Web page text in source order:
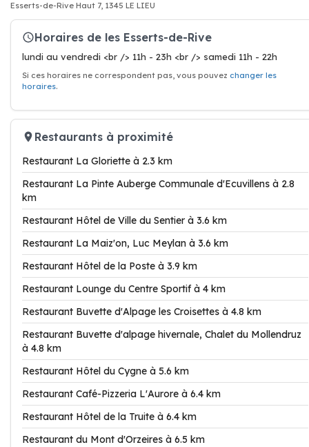
Esserts-de-Rive Haut 7, 1345 LE LIEU
Horaires de les Esserts-de-Rive
lundi au vendredi <br /> 11h - 23h <br /> samedi 11h - 22h
Si ces horaires ne correspondent pas, vous pouvez changer les
horaires.
Restaurants à proximité
Restaurant La Gloriette à 2.3 km
Restaurant La Pinte Auberge Communale d'Ecuvillens à 2.8
km
Restaurant Hôtel de Ville du Sentier à 3.6 km
Restaurant La Maiz'on, Luc Meylan à 3.6 km
Restaurant Hôtel de la Poste à 3.9 km
Restaurant Lounge du Centre Sportif à 4 km
Restaurant Buvette d'Alpage les Croisettes à 4.8 km
Restaurant Buvette d'alpage hivernale, Chalet du Mollendruz
à 4.8 km
Restaurant Hôtel du Cygne à 5.6 km
Restaurant Café-Pizzeria L'Aurore à 6.4 km
Restaurant Hôtel de la Truite à 6.4 km
Restaurant du Mont d'Orzeires à 6.5 km